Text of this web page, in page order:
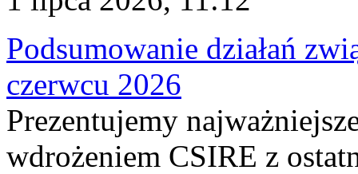
Podsumowanie działań
czerwcu 2026
Prezentujemy
wdrożeniem CSIRE z